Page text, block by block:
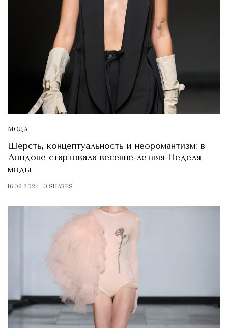
МОДА
Шерсть, концептуальность и неоромантизм: в
Лондоне стартовала весенне-летняя Неделя
моды
16.09.2024 0 SHARES